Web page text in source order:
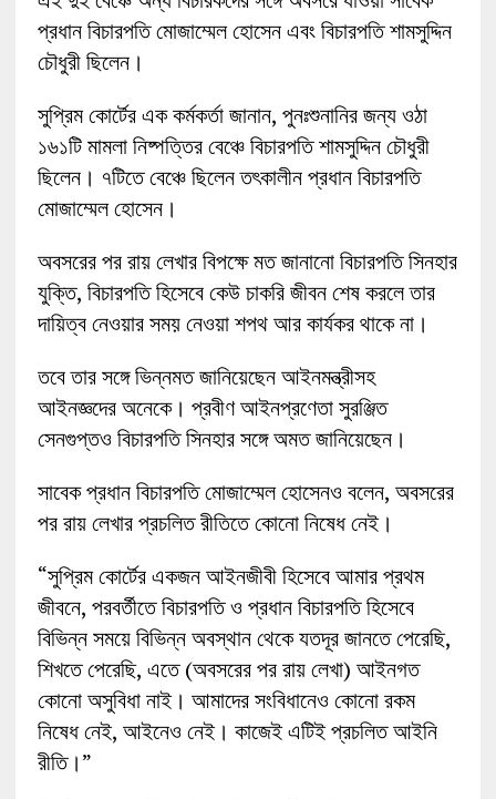
প্রধান বিচারপতি মোজাম্মেল হোসেন এবং বিচারপতি শামসুদ্দিন
চৌধুরী ছিলেন।
সুপ্রিম কোর্টের এক কর্মকর্তা জানান, পুনঃশুনানির জন্য ওঠা
১৬১টি মামলা নিষ্পত্তির বেঞ্চে বিচারপতি শামসুদ্দিন চৌধুরী
ছিলেন। ৭টিতে বেঞ্চে ছিলেন তৎকালীন প্রধান বিচারপতি
মোজাম্মেল হোসেন।
অবসরের পর রায় লেখার বিপক্ষে মত জানানো বিচারপতি সিনহার
যুক্তি, বিচারপতি হিসেবে কেউ চাকরি জীবন শেষ করলে তার
দায়িত্ব নেওয়ার সময় নেওয়া শপথ আর কার্যকর থাকে না।
তবে তার সঙ্গে ভিন্নমত জানিয়েছেন আইনমন্ত্রীসহ
আইনজ্ঞদের অনেকে। প্রবীণ আইনপ্রণেতা সুরঞ্জিত
সেনগুপ্তও বিচারপতি সিনহার সঙ্গে অমত জানিয়েছেন।
সাবেক প্রধান বিচারপতি মোজাম্মেল হোসেনও বলেন, অবসরের
পর রায় লেখার প্রচলিত রীতিতে কোনো নিষেধ নেই।
“সুপ্রিম কোর্টের একজন আইনজীবী হিসেবে আমার প্রথম
জীবনে, পরবর্তীতে বিচারপতি ও প্রধান বিচারপতি হিসেবে
বিভিন্ন সময়ে বিভিন্ন অবস্থান থেকে যতদূর জানতে পেরেছি,
শিখতে পেরেছি, এতে (অবসরের পর রায় লেখা) আইনগত
কোনো অসুবিধা নাই। আমাদের সংবিধানেও কোনো রকম
নিষেধ নেই, আইনেও নেই। কাজেই এটিই প্রচলিত আইনি
রীতি।”